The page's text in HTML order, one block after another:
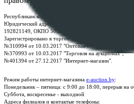
Республиканское унитарное предприятие по
Юридический адрес: г. Минск, пр-т. Дзержинского,
192821149, ОКПО 500111895000
Зарегистрировано в торговом реестре Республики
№310994 от 10.03.2017 "Оптовая торговля без
№370993 от 10.03.2017 "Торговля на аукционах";
№401394 от 27.12.2017 "Интернет-магазин".
Режим работы интернет-магазина e-auction.by:
Понедельник – пятница: с 9:00 до 18:00, перерыв на
Суббота, воскресенье - выходной
Адреса филиалов и контактые телефоны: